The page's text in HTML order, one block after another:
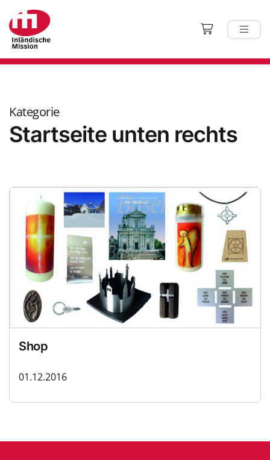
Kategorie
Startseite unten rechts
Shop
01.12.2016